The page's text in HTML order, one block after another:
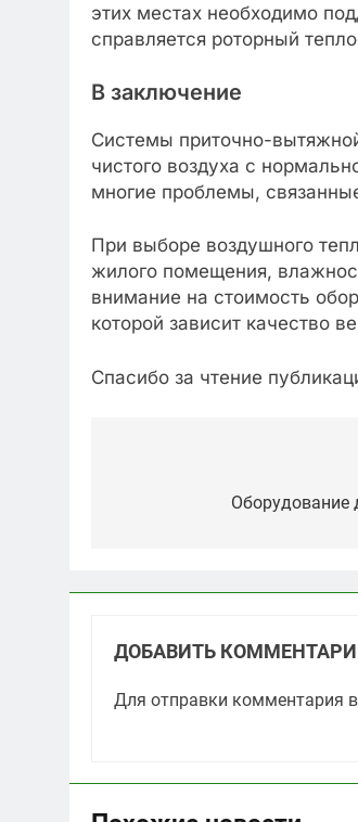
этих местах необходимо
справляется роторный
В заключение
Системы приточно-
чистого воздуха с
многие проблемы,
При выборе воздушного
жилого помещения,
внимание на стоимость
которой зависит качество
Спасибо за чтение
Оборудование
ДОБАВИТЬ
Для отправки комментария